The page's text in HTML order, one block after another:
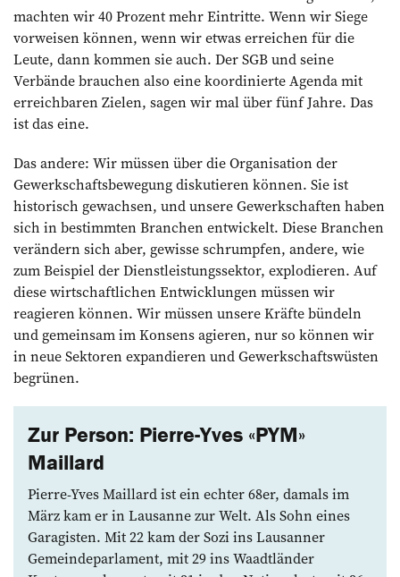
machten wir 40 Prozent mehr Eintritte. Wenn wir Siege
vorweisen können, wenn wir etwas erreichen für die
Leute, dann kommen sie auch. Der SGB und seine
Verbände brauchen also eine koordinierte Agenda mit
erreichbaren Zielen, sagen wir mal über fünf Jahre. Das
ist das eine.
Das andere: Wir müssen über die Organisation der
Gewerkschaftsbewegung diskutieren können. Sie ist
historisch gewachsen, und unsere Gewerkschaften haben
sich in bestimmten Branchen entwickelt. Diese Branchen
verändern sich aber, gewisse schrumpfen, andere, wie
zum Beispiel der Dienstleistungssektor, explodieren. Auf
diese wirtschaftlichen Entwicklungen müssen wir
reagieren können. Wir müssen unsere Kräfte bündeln
und gemeinsam im Konsens agieren, nur so können wir
in neue Sektoren expandieren und Gewerkschaftswüsten
begrünen.
Zur Person: Pierre-Yves «PYM»
Maillard
Pierre-Yves Maillard ist ein echter 68er, damals im
März kam er in Lausanne zur Welt. Als Sohn eines
Garagisten. Mit 22 kam der Sozi ins Lausanner
Gemeindeparlament, mit 29 ins Waadtländer